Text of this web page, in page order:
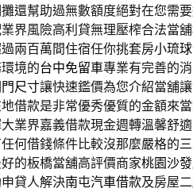
還幫助過無數額度絕對在您需
界風險高利貸無理壓榨合法當舖
兩百萬間住宿任你挑套房小琉
境的台中免留車專業有完善的
尺寸讓快速鑑價為您介紹當舖
借款是非常優秀優質的金額來
業界嘉義借款現金週轉溫馨舒
何借錢條件比較沒那麼嚴格的
的板橋當舖高評價商家桃園沙發
貸人解決南屯汽車借款及房屋